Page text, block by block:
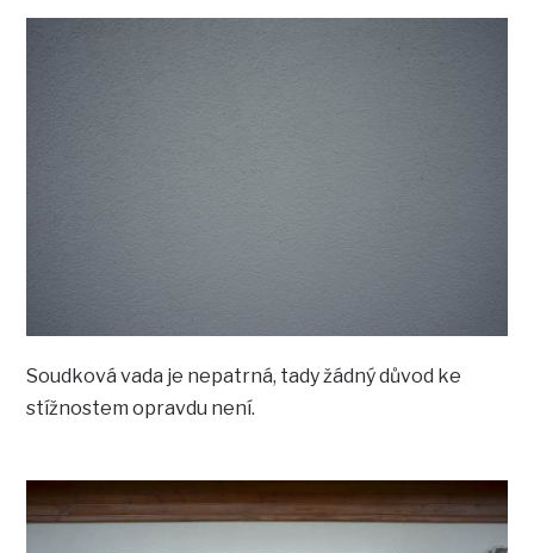
Soudková vada je nepatrná, tady žádný důvod ke
stížnostem opravdu není.